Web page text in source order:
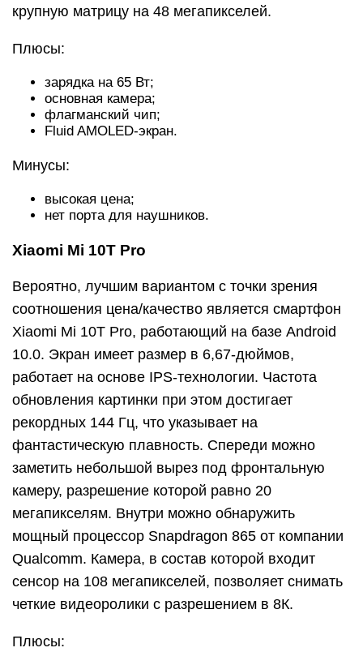
крупную матрицу на 48 мегапикселей.
Плюсы:
зарядка на 65 Вт;
основная камера;
флагманский чип;
Fluid AMOLED-экран.
Минусы:
высокая цена;
нет порта для наушников.
Xiaomi Mi 10T Pro
Вероятно, лучшим вариантом с точки зрения
соотношения цена/качество является смартфон
Xiaomi Mi 10T Pro, работающий на базе Android
10.0. Экран имеет размер в 6,67-дюймов,
работает на основе IPS-технологии. Частота
обновления картинки при этом достигает
рекордных 144 Гц, что указывает на
фантастическую плавность. Спереди можно
заметить небольшой вырез под фронтальную
камеру, разрешение которой равно 20
мегапикселям. Внутри можно обнаружить
мощный процессор Snapdragon 865 от компании
Qualcomm. Камера, в состав которой входит
сенсор на 108 мегапикселей, позволяет снимать
четкие видеоролики с разрешением в 8К.
Плюсы: